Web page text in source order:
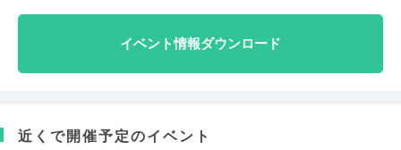
イベント情報ダウンロード
近くで開催予定のイベント